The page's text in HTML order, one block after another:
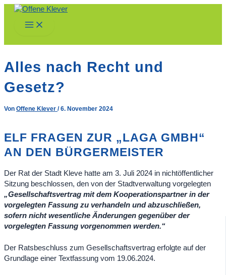
Zum
springen
Main
Menu
Alles nach Recht und
Gesetz?
Von Offene Klever /6. November 2024
ELF FRAGEN ZUR „LAGA GMBH“
AN DEN BÜRGERMEISTER
Der Rat der Stadt Kleve hatte am 3. Juli 2024 in nichtöffentlicher
Sitzung beschlossen, den von der Stadtverwaltung vorgelegten
„Gesellschaftsvertrag mit dem Kooperationspartner in der
vorgelegten Fassung zu verhandeln und abzuschließen,
sofern nicht wesentliche Änderungen gegenüber der
vorgelegten Fassung vorgenommen werden.“
Der Ratsbeschluss zum Gesellschaftsvertrag erfolgte auf der
Grundlage einer Textfassung vom 19.06.2024.